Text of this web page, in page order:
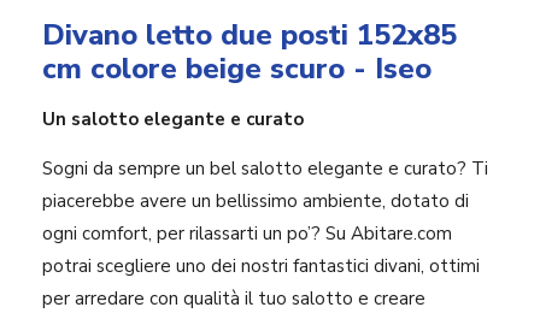
Divano letto due posti 152x85
cm colore beige scuro - Iseo
Un salotto elegante e curato
Sogni da sempre un bel salotto elegante e curato? Ti
piacerebbe avere un bellissimo ambiente, dotato di
ogni comfort, per rilassarti un po’? Su Abitare.com
potrai scegliere uno dei nostri fantastici divani, ottimi
per arredare con qualità il tuo salotto e creare